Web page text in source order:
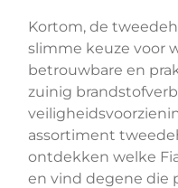
Kortom, de
slimme keuze voor
betrouwbare en
zuinig
assortiment
ontdekken welke
en vind degene die